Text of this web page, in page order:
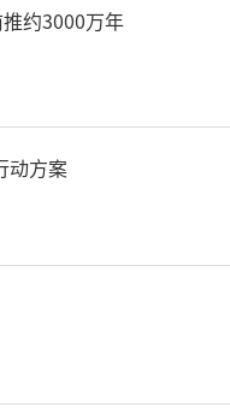
，中国建
建四局
第14强
中建集
约3000万年
动方案